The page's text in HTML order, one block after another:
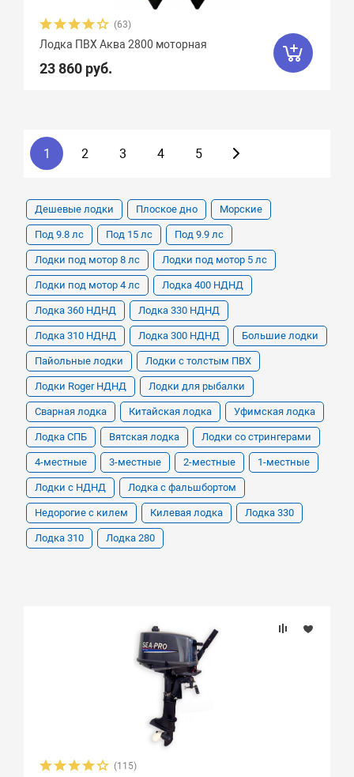
(63)
Лодка ПВХ Аква 2800 моторная
23 860 руб.
1 2 3 4 5
Дешевые лодки Плоское дно Морские
Под 9.8 лс Под 15 лс Под 9.9 лс
Лодки под мотор 8 лс Лодки под мотор 5 лс
Лодки под мотор 4 лс Лодка 400 НДНД
Лодка 360 НДНД Лодка 330 НДНД
Лодка 310 НДНД Лодка 300 НДНД Большие лодки
Пайольные лодки Лодки с толстым ПВХ
Лодки Roger НДНД Лодки для рыбалки
Сварная лодка Китайская лодка Уфимская лодка
Лодка СПБ Вятская лодка Лодки со стрингерами
4-местные 3-местные 2-местные 1-местные
Лодки с НДНД Лодка с фальшбортом
Недорогие с килем Килевая лодка Лодка 330
Лодка 310 Лодка 280
(115)